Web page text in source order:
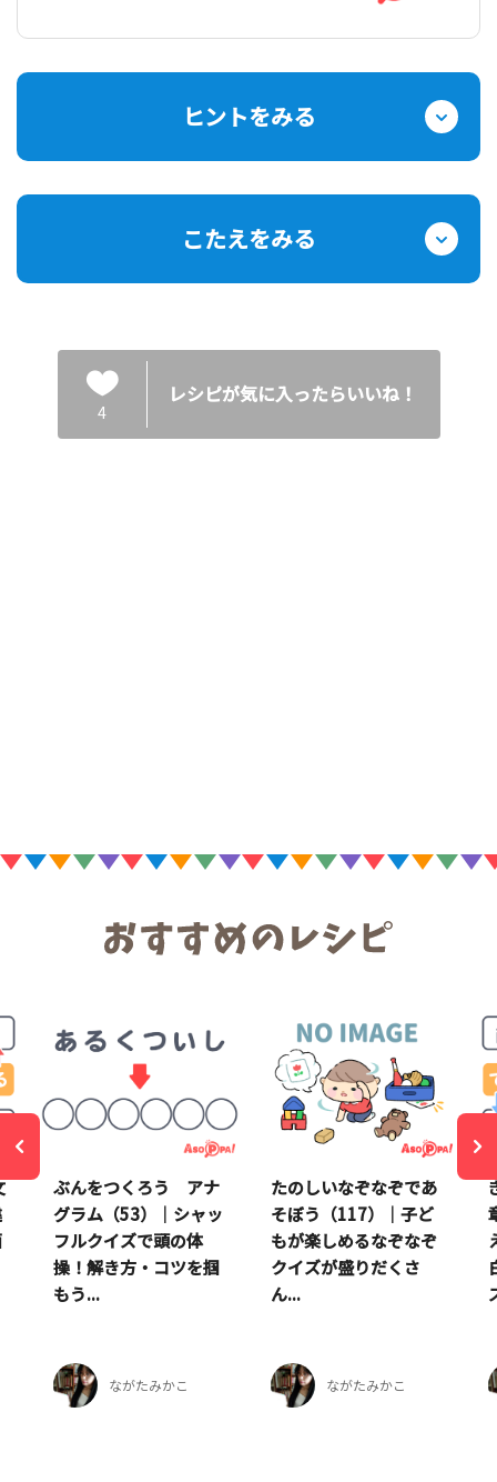
ヒントをみる
こたえをみる
4
レシピが気に入ったらいいね！
ぶんをつくろう アナ
グラム（53）｜シャッ
フルクイズで頭の体
操！解き方・コツを掴
もう...
ながたみかこ
たのしいなぞなぞであ
そぼう（117）｜子ど
もが楽しめるなぞなぞ
クイズが盛りだくさ
ん...
ながたみかこ